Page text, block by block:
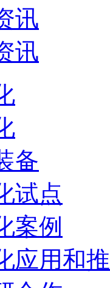
讯
讯
备
试点
案例
应用和